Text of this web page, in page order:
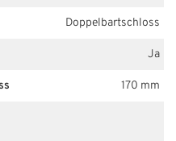
Doppelbartschloss
Ja
170 mm